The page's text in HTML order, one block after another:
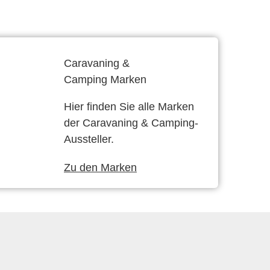
Caravaning &
Camping Marken
Hier finden Sie alle Marken
der Caravaning & Camping-
Aussteller.
Zu den Marken